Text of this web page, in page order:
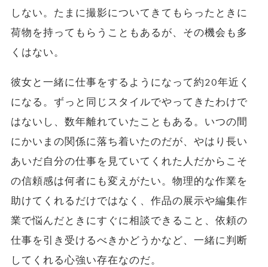
しない。たまに撮影についてきてもらったときに
荷物を持ってもらうこともあるが、その機会も多
くはない。
彼女と一緒に仕事をするようになって約20年近く
になる。ずっと同じスタイルでやってきたわけで
はないし、数年離れていたこともある。いつの間
にかいまの関係に落ち着いたのだが、やはり長い
あいだ自分の仕事を見ていてくれた人だからこそ
の信頼感は何者にも変えがたい。物理的な作業を
助けてくれるだけではなく、作品の展示や編集作
業で悩んだときにすぐに相談できること、依頼の
仕事を引き受けるべきかどうかなど、一緒に判断
してくれる心強い存在なのだ。